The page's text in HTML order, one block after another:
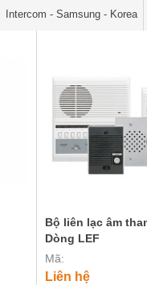
Intercom - Samsung - Korea
Bộ liên lạc âm
Dòng LEF
Mã:
Liên hệ